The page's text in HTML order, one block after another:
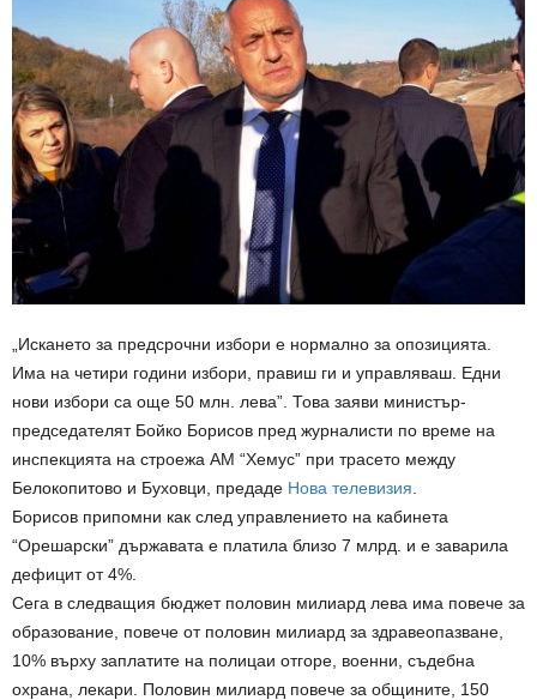
„Искането за предсрочни избори е нормално за опозицията.
Има на четири години избори, правиш ги и управляваш. Едни
нови избори са още 50 млн. лева”. Това заяви министър-
председателят Бойко Борисов пред журналисти по време на
инспекцията на строежа АМ “Хемус” при трасето между
Белокопитово и Буховци, предаде Нова телевизия
Борисов припомни как след управлението на кабинета
“Орешарски” държавата е платила близо 7 млрд. и е заварила
дефицит от 4%.
Сега в следващия бюджет половин милиард лева има повече за
образование, повече от половин милиард за здравеопазване,
10% върху заплатите на полицаи отгоре, военни, съдебна
охрана, лекари. Половин милиард повече за общините, 150